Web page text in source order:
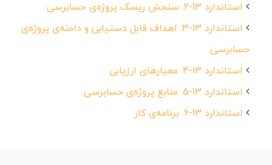
استاندارد 13-2. سنجش ریسک پروژه‌ی حسابرسی
استاندارد 13-3. اهداف قابل دستیابی و دامنه‌ی پروژه‌ی
حسابرسی
استاندارد 13-4. معیار‌های ارزیابی
استاندارد 13-5. منابع پروژه‌ی حسابرسی
استاندارد 13-6. برنامه‌ی کار